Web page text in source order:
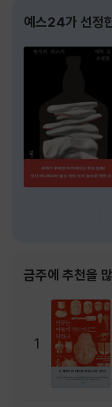
예스24가 선정
금주에 추천을
1